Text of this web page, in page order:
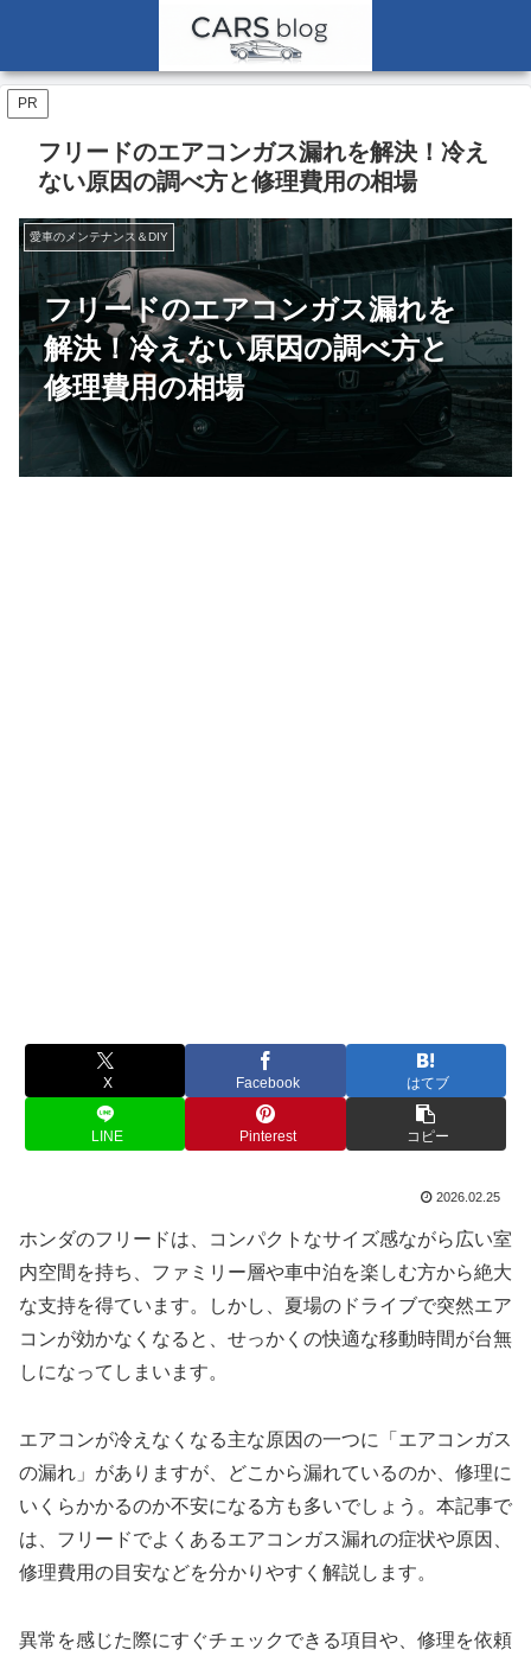
PR
フリードのエアコンガス漏れを解決！冷え
ない原因の調べ方と修理費用の相場
フリードのエアコンガス漏れを
解決！冷えない原因の調べ方と
修理費用の相場
愛車のメンテナンス＆DIY
X Facebook はてブ
LINE Pinterest コピー
2026.02.25
ホンダのフリードは、コンパクトなサイズ感ながら広い室
内空間を持ち、ファミリー層や車中泊を楽しむ方から絶大
な支持を得ています。しかし、夏場のドライブで突然エア
コンが効かなくなると、せっかくの快適な移動時間が台無
しになってしまいます。
エアコンが冷えなくなる主な原因の一つに「エアコンガス
の漏れ」がありますが、どこから漏れているのか、修理に
いくらかかるのか不安になる方も多いでしょう。本記事で
は、フリードでよくあるエアコンガス漏れの症状や原因、
修理費用の目安などを分かりやすく解説します。
異常を感じた際にすぐチェックできる項目や、修理を依頼